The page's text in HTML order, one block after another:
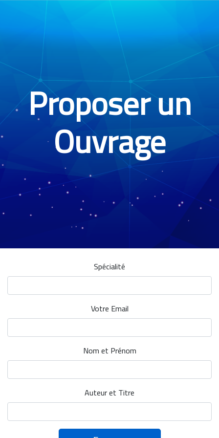
Proposer un
Ouvrage
Spécialité
Votre Email
Nom et Prénom
Auteur et Titre